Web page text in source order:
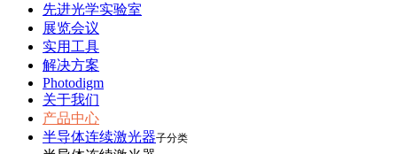
先进光学实验室
展览会议
实用工具
解决方案
Photodigm
关于我们
产品中心
半导体连续激光器子分类